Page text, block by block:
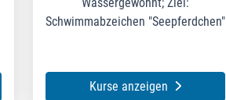
Schwimmabzeichen "Seepferdchen"
Kurse anzeigen